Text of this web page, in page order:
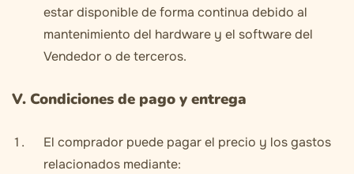
estar disponible de forma continua debido al
mantenimiento del hardware y el software del
Vendedor o de terceros.
V. Condiciones de pago y entrega
El comprador puede pagar el precio y los gastos
relacionados mediante: